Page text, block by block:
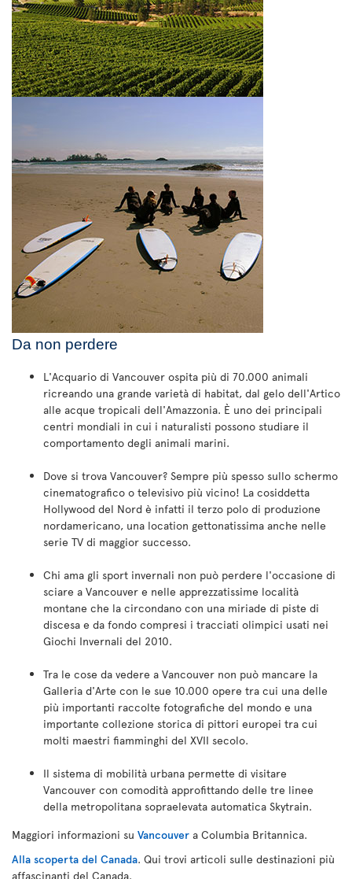
Da non perdere
L'Acquario di Vancouver ospita più di 70.000 animali
ricreando una grande varietà di habitat, dal gelo dell'Artico
alle acque tropicali dell'Amazzonia. È uno dei principali
centri mondiali in cui i naturalisti possono studiare il
comportamento degli animali marini.
Dove si trova Vancouver? Sempre più spesso sullo schermo
cinematografico o televisivo più vicino! La cosiddetta
Hollywood del Nord è infatti il terzo polo di produzione
nordamericano, una location gettonatissima anche nelle
serie TV di maggior successo.
Chi ama gli sport invernali non può perdere l'occasione di
sciare a Vancouver e nelle apprezzatissime località
montane che la circondano con una miriade di piste di
discesa e da fondo compresi i tracciati olimpici usati nei
Giochi Invernali del 2010.
Tra le cose da vedere a Vancouver non può mancare la
Galleria d'Arte con le sue 10.000 opere tra cui una delle
più importanti raccolte fotografiche del mondo e una
importante collezione storica di pittori europei tra cui
molti maestri fiamminghi del XVII secolo.
Il sistema di mobilità urbana permette di visitare
Vancouver con comodità approfittando delle tre linee
della metropolitana sopraelevata automatica Skytrain.
Maggiori informazioni su Vancouver a Columbia Britannica.
Alla scoperta del Canada. Qui trovi articoli sulle destinazioni più
affascinanti del Canada.